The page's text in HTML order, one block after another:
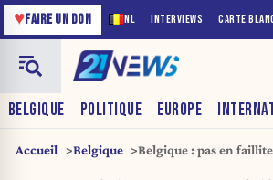
NL INTERVIEWS CARTE
♥FAIRE UN DON
BELGIQUE POLITIQUE EUROPE
Accueil Belgique
Belgique : pas en